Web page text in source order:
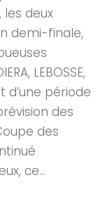
deux
demi-finale,
LEBOSSE,
d’une période
des
des
ce...